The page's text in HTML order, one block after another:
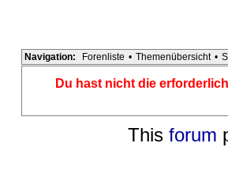
Navigation: Forenliste • Themenübersicht •
Du hast nicht die
This forum